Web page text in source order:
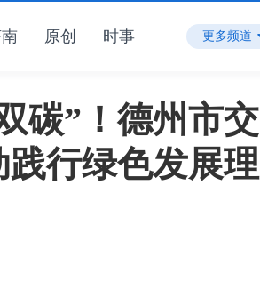
原创 时事 更多频道
碳”！德州市交
行绿色发展理